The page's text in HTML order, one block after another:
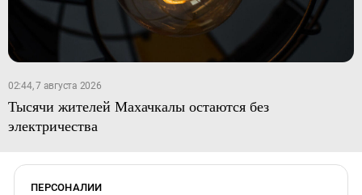
02:44, 7 августа 2026
Тысячи жителей Махачкалы остаются без
электричества
ПЕРСОНАЛИИ